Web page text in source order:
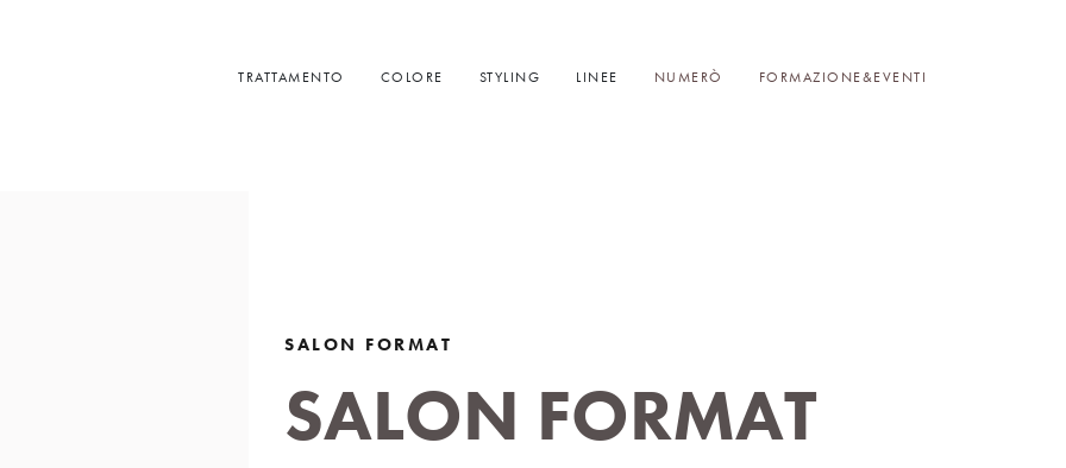
TRATTAMENTO COLORE STYLING LINEE NUMERÒ FORMAZIONE&EVENTI
SALON FORMAT
SALON FORMAT